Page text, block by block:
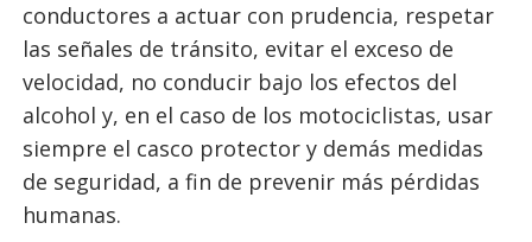
conductores a actuar con prudencia, respetar
las señales de tránsito, evitar el exceso de
velocidad, no conducir bajo los efectos del
alcohol y, en el caso de los motociclistas, usar
siempre el casco protector y demás medidas
de seguridad, a fin de prevenir más pérdidas
humanas.